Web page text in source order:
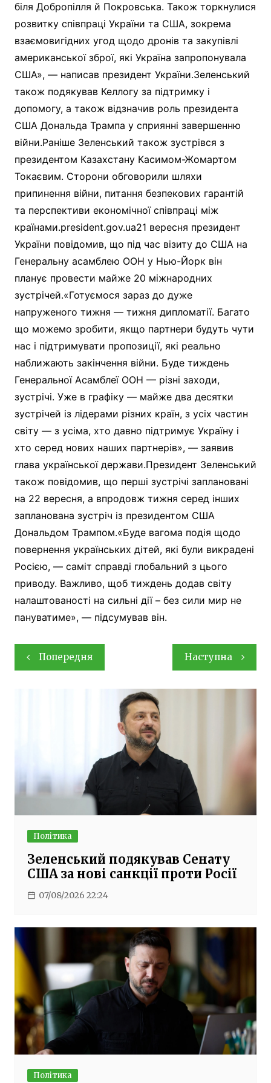
біля Добропілля й Покровська. Також торкнулися
розвитку співпраці України та США, зокрема
взаємовигідних угод щодо дронів та закупівлі
американської зброї, які Україна запропонувала
США», — написав президент України.Зеленський
також подякував Келлогу за підтримку і
допомогу, а також відзначив роль президента
США Дональда Трампа у сприянні завершенню
війни.Раніше Зеленський також зустрівся з
президентом Казахстану Касимом-Жомартом
Токаєвим. Сторони обговорили шляхи
припинення війни, питання безпекових гарантій
та перспективи економічної співпраці між
країнами.president.gov.ua21 вересня президент
України повідомив, що під час візиту до США на
Генеральну асамблею ООН у Нью-Йорк він
планує провести майже 20 міжнародних
зустрічей.«Готуємося зараз до дуже
напруженого тижня — тижня дипломатії. Багато
що можемо зробити, якщо партнери будуть чути
нас і підтримувати пропозиції, які реально
наближають закінчення війни. Буде тиждень
Генеральної Асамблеї ООН — різні заходи,
зустрічі. Уже в графіку — майже два десятки
зустрічей із лідерами різних країн, з усіх частин
світу — з усіма, хто давно підтримує Україну і
хто серед нових наших партнерів», — заявив
глава української держави.Президент Зеленський
також повідомив, що перші зустрічі заплановані
на 22 вересня, а впродовж тижня серед інших
запланована зустріч із президентом США
Дональдом Трампом.«Буде вагома подія щодо
повернення українських дітей, які були викрадені
Росією, — саміт справді глобальний з цього
приводу. Важливо, щоб тиждень додав світу
налаштованості на сильні дії – без сили мир не
пануватиме», — підсумував він.
Навігація
записів
Попередня Наступна
Політика
Зеленський подякував Сенату
США за нові санкції проти Росії
07/08/2026 22:24
Політика